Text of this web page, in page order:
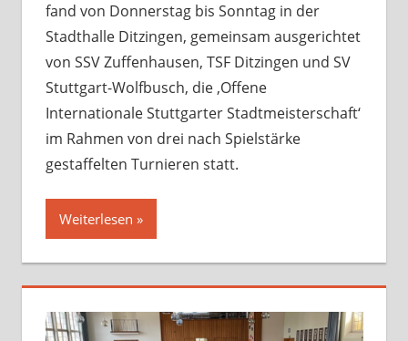
fand von Donnerstag bis Sonntag in der
Stadthalle Ditzingen, gemeinsam ausgerichtet
von SSV Zuffenhausen, TSF Ditzingen und SV
Stuttgart-Wolfbusch, die ‚Offene
Internationale Stuttgarter Stadtmeisterschaft‘
im Rahmen von drei nach Spielstärke
gestaffelten Turnieren statt.
Weiterlesen